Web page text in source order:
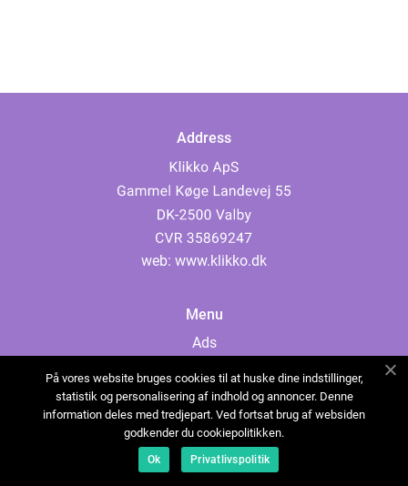
Address
web: www.klikko.dk
Menu
Ads
Cookies
Contact
Sitemap
På vores website bruges cookies til at huske dine indstillinger,
statistik og personalisering af indhold og annoncer. Denne
information deles med tredjepart. Ved fortsat brug af websiden
godkender du cookiepolitikken.
Ok Privatlivspolitik